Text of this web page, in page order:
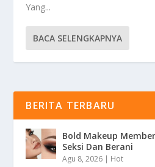
Yang...
BACA SELENGKAPNYA
BERITA TERBARU
Bold Makeup
Seksi Dan Berani
Agu 8, 2026 | Hot